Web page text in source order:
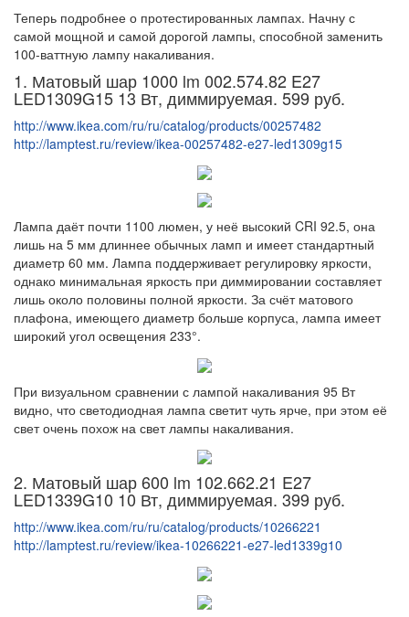
Теперь подробнее о протестированных лампах. Начну с
самой мощной и самой дорогой лампы, способной заменить
100-ваттную лампу накаливания.
1. Матовый шар 1000 lm 002.574.82 E27
LED1309G15 13 Вт, диммируемая. 599 руб.
http://www.ikea.com/ru/ru/catalog/products/00257482
http://lamptest.ru/review/ikea-00257482-e27-led1309g15
Лампа даёт почти 1100 люмен, у неё высокий CRI 92.5, она
лишь на 5 мм длиннее обычных ламп и имеет стандартный
диаметр 60 мм. Лампа поддерживает регулировку яркости,
однако минимальная яркость при диммировании составляет
лишь около половины полной яркости. За счёт матового
плафона, имеющего диаметр больше корпуса, лампа имеет
широкий угол освещения 233°.
При визуальном сравнении с лампой накаливания 95 Вт
видно, что светодиодная лампа светит чуть ярче, при этом её
свет очень похож на свет лампы накаливания.
2. Матовый шар 600 lm 102.662.21 E27
LED1339G10 10 Вт, диммируемая. 399 руб.
http://www.ikea.com/ru/ru/catalog/products/10266221
http://lamptest.ru/review/ikea-10266221-e27-led1339g10